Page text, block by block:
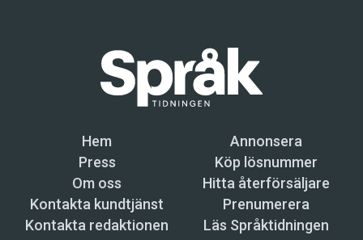
Hem
Annonsera
Press
Köp lösnummer
Om oss
Hitta återförsäljare
Kontakta kundtjänst
Prenumerera
Kontakta redaktionen
Läs Språktidningen